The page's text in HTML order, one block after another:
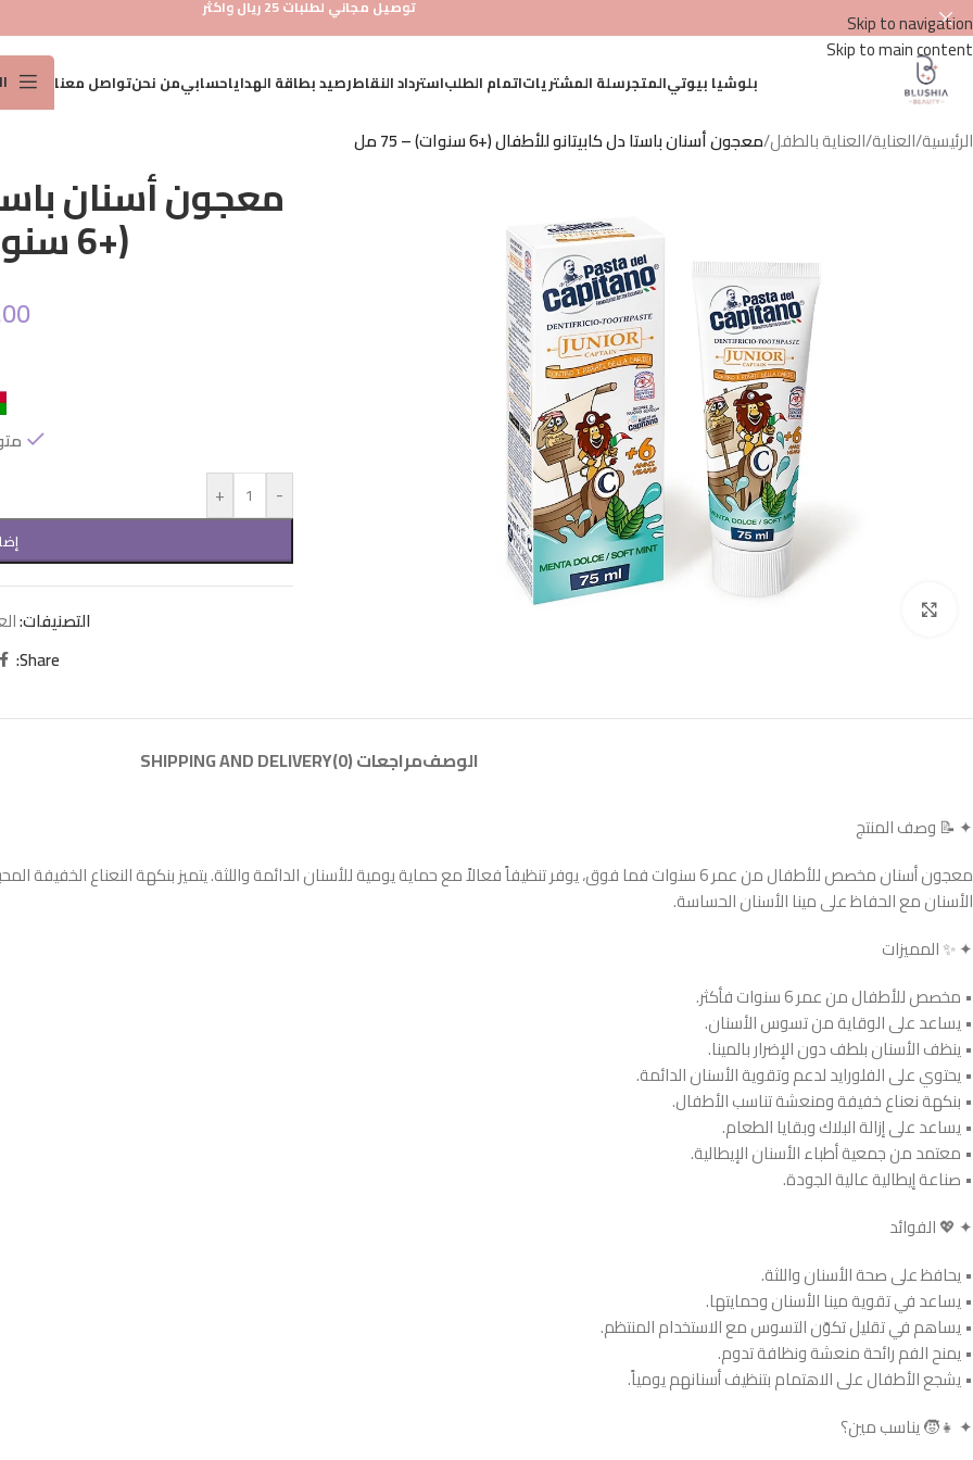
Skip to navigation
Skip to main content
توصيل مجاني لطلبات 25 ريال واكثر
بلوشيا بيوتيالمتجرسلة المشترياتاتمام الطلباسترداد النقاطرصيد بطاقة الهداياحسابيمن نحنتواصل معنا
الرئيسية/العناية/العناية بالطفل/معجون أسنان باستا دل كابيتانو للأطفال (+6 سنوات) – 75 مل
معجون أسنان
(+6 سنوات) – 75 مل
-
+
التصنيفات:
Share:
الوصفمراجعات (0) SHIPPING AND DELIVERY
✦ 📝 وصف المنتج
معجون أسنان مخصص للأطفال من عمر 6 سنوات فما فوق، يوفر تنظيفاً فعالاً مع حماية يومية للأسنان الدائمة واللثة. يتميز بنكهة
الأسنان مع الحفاظ على مينا الأسنان الحساسة.
✦ ✨ المميزات
• مخصص للأطفال من عمر 6 سنوات فأكثر.
• يساعد على الوقاية من تسوس الأسنان.
• ينظف الأسنان بلطف دون الإضرار بالمينا.
• يحتوي على الفلورايد لدعم وتقوية الأسنان الدائمة.
• بنكهة نعناع خفيفة ومنعشة تناسب الأطفال.
• يساعد على إزالة البلاك وبقايا الطعام.
• معتمد من جمعية أطباء الأسنان الإيطالية.
• صناعة إيطالية عالية الجودة.
✦ 💖 الفوائد
• يحافظ على صحة الأسنان واللثة.
• يساعد في تقوية مينا الأسنان وحمايتها.
• يساهم في تقليل تكوّن التسوس مع الاستخدام المنتظم.
• يمنح الفم رائحة منعشة ونظافة تدوم.
• يشجع الأطفال على الاهتمام بتنظيف أسنانهم يومياً.
✦ 👧🧒 يناسب مين؟